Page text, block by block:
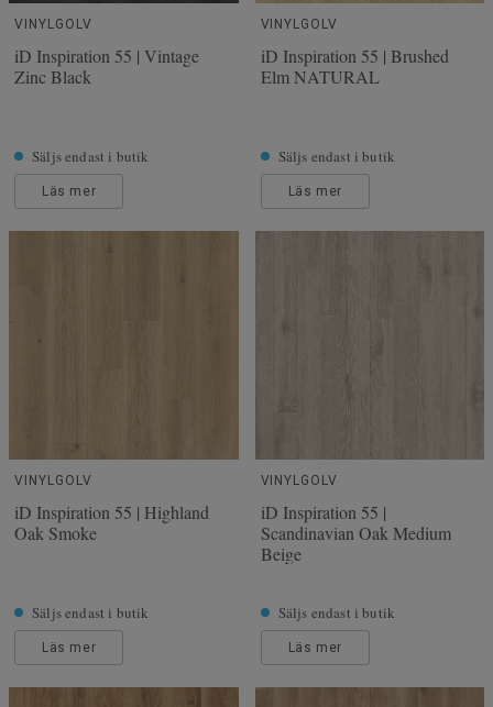
VINYLGOLV
iD Inspiration 55 | Vintage
Zinc Black
Säljs endast i butik
Läs mer
VINYLGOLV
iD Inspiration 55 | Brushed
Elm NATURAL
Säljs endast i butik
Läs mer
VINYLGOLV
iD Inspiration 55 | Highland
Oak Smoke
Säljs endast i butik
Läs mer
VINYLGOLV
iD Inspiration 55 |
Scandinavian Oak Medium
Beige
Säljs endast i butik
Läs mer